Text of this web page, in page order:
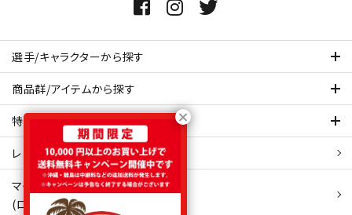
選手/キャラクターから探す
商品群/アイテムから探す
特集ページを見てみる
レビュー・口コミ 一覧ページ
マイアカウント
(ログイン/新規会員登録)